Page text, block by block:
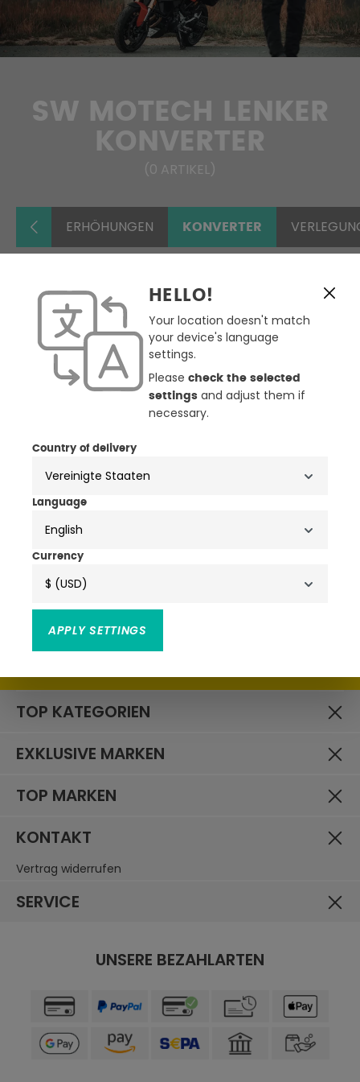
SW MOTECH LENKER
KONVERTER
(0 ARTIKEL)
ERHÖHUNGEN KONVERTER
FILTERN & SORTIEREN
Keine Produkte gefunden.
ANMELDEN & ATTRAKTIVE
VORTEILE SICHERN
• Exklusive Aktionen, Produktneuheiten & Trends
• Attraktive Rabatte, Schnäppchen & Gutscheine
Ich habe dieDatenschutzbestimmungen
genommen und dieAGBgelesen und bin mit ihnen
TOP KATEGORIEN
EXKLUSIVE MARKEN
TOP MARKEN
KONTAKT
Vertrag widerrufen
SERVICE
UNSERE BEZAHLARTEN
HELLO!
Your location doesn't match
your device's language
settings.
Please check the selected
settings and adjust them if
necessary.
Country of delivery
Language
English
Currency
$ (USD)
APPLY SETTINGS